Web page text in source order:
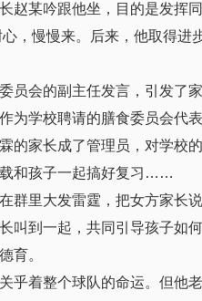
赵某吟跟他坐，目的是发挥
慢慢来。后来，他取得进
员会的副主任发言，引发了
为学校聘请的膳食委员会
的家长成了管理员，对学校
载和孩子一起搞好复习……
群里大发雷霆，把女方家长
叫到一起，共同引导孩子如
育。
乎着整个球队的命运。但他